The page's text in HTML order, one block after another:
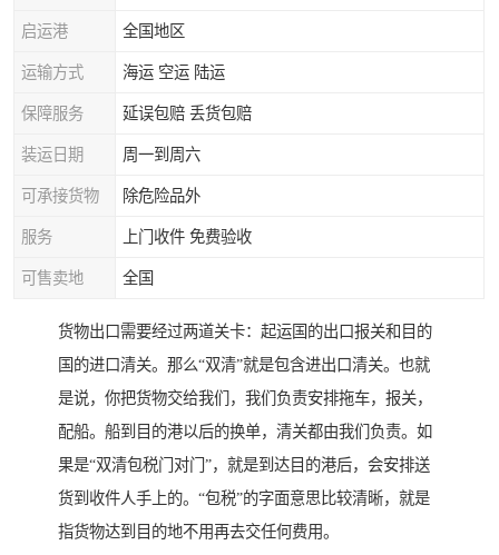
启运港 全国地区
运输方式 海运 空运 陆运
保障服务 延误包赔 丢货包赔
装运日期 周一到周六
可承接货物 除危险品外
服务 上门收件 免费验收
可售卖地 全国
货物出口需要经过两道关卡：起运国的出口报关和目的
国的进口清关。那么“双清”就是包含进出口清关。也就
是说，你把货物交给我们，我们负责安排拖车，报关，
配船。船到目的港以后的换单，清关都由我们负责。如
果是“双清包税门对门”，就是到达目的港后，会安排送
货到收件人手上的。“包税”的字面意思比较清晰，就是
指货物达到目的地不用再去交任何费用。